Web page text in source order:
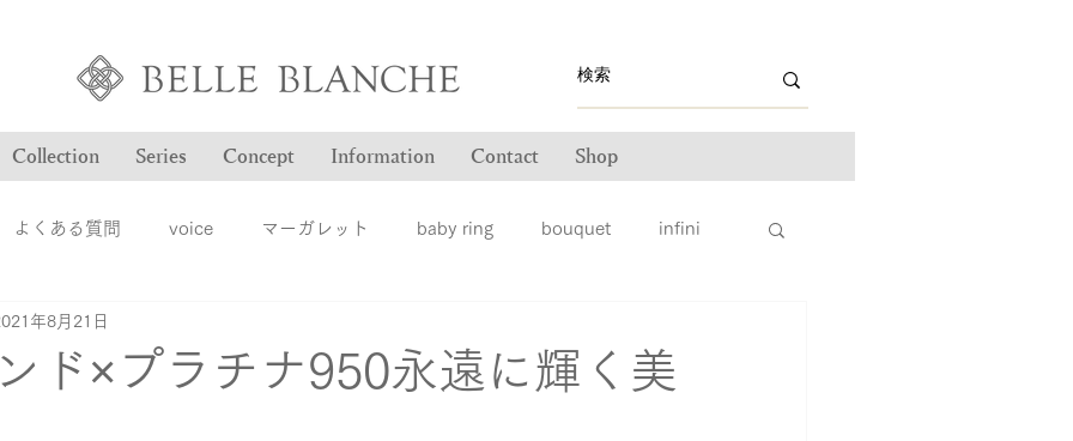
Collection Series Concept Information Contact Shop
よくある質問 voice マーガレット baby ring bouquet infini
Blog
ョン
ド×プラチナ950永遠に輝く美
年8月21日